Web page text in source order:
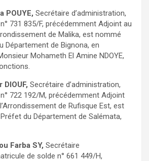
POUYE, Secrétaire d’administration,
731 835/F, précédemment Adjoint au
de Malika, est nommé
Département de Bignona, en
Mohameth El Amine NDOYE,
Secrétaire d’administration,
722 192/M, précédemment Adjoint
de Rufisque Est, est
du Département de Salémata,
Farba SY, Secrétaire
de solde n° 661 449/H,